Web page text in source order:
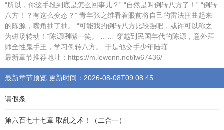
“所以，你这手段到底是怎么回事儿？” “自然是叫倒转八方了！” “倒转
八方！？有这么变态？” 青年张之维看着眼前将自己的雷法扭曲起来
的陈源，嘴角抽了抽。 “可能我的倒转八方比较强吧，或许可以称之
为磁场转动！”陈源咧嘴一笑。 …… 穿越到民国年代的陈源，意外拜
师全性鬼手王，学习倒转八方。 于是他交手少年陆瑾
最新章节推荐地址：https://m.lewenn.net/lw67436/
最新章节预览 更新时间：2026-08-08T09:08:45
请假条
第六百七十七章 取乱之术！（二合一）